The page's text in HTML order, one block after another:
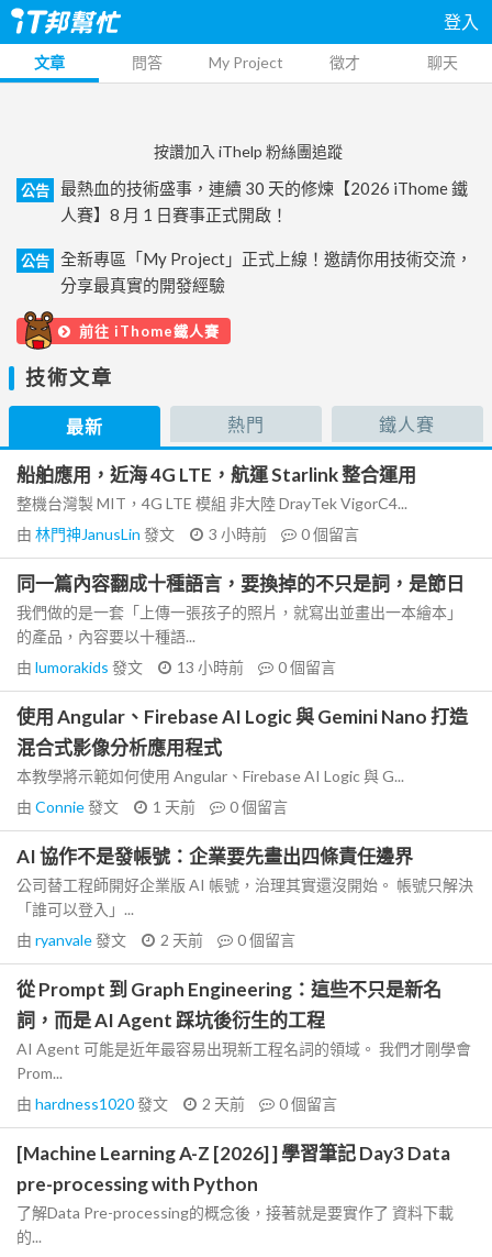
登入
文章 問答 My Project 徵才 聊天
按讚加入 iThelp 粉絲團追蹤
公告
最熱血的技術盛事，連續 30 天的修煉【2026 iThome 鐵
人賽】8 月 1 日賽事正式開啟！
公告
全新專區「My Project」正式上線！邀請你用技術交流，
分享最真實的開發經驗
前往 iThome鐵人賽
技術文章
最新 熱門 鐵人賽
船舶應用，近海 4G LTE，航運 Starlink 整合運用
整機台灣製 MIT，4G LTE 模組 非大陸 DrayTek VigorC4...
由 林門神JanusLin 發文 3 小時前 0個留言
同一篇內容翻成十種語言，要換掉的不只是詞，是節日
我們做的是一套「上傳一張孩子的照片，就寫出並畫出一本繪本」
的產品，內容要以十種語...
由 lumorakids 發文 13 小時前 0個留言
使用 Angular、Firebase AI Logic 與 Gemini Nano 打造
混合式影像分析應用程式
本教學將示範如何使用 Angular、Firebase AI Logic 與 G...
由 Connie發文 1 天前 0個留言
AI 協作不是發帳號：企業要先畫出四條責任邊界
公司替工程師開好企業版 AI 帳號，治理其實還沒開始。 帳號只解決
「誰可以登入」...
由 ryanvale發文 2 天前 0個留言
從 Prompt 到 Graph Engineering：這些不只是新名
詞，而是 AI Agent 踩坑後衍生的工程
AI Agent 可能是近年最容易出現新工程名詞的領域。 我們才剛學會
Prom...
由 hardness1020發文 2 天前 0個留言
[Machine Learning A-Z [2026] ] 學習筆記 Day3 Data
pre-processing with Python
了解Data Pre-processing的概念後，接著就是要實作了 資料下載
的...